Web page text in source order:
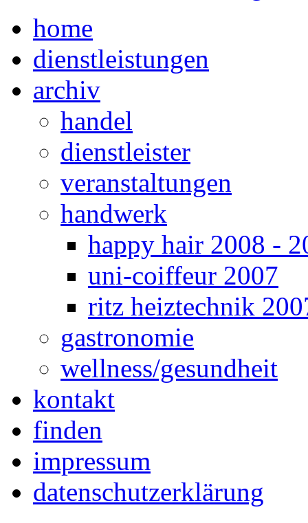
home
dienstleistungen
archiv
handel
dienstleister
veranstaltungen
handwerk
happy hair 2008 -
uni-coiffeur 2007
ritz heiztechnik
gastronomie
wellness/gesundheit
kontakt
finden
impressum
datenschutzerklärung